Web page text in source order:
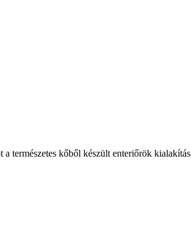
természetes kőből készült enteriőrök